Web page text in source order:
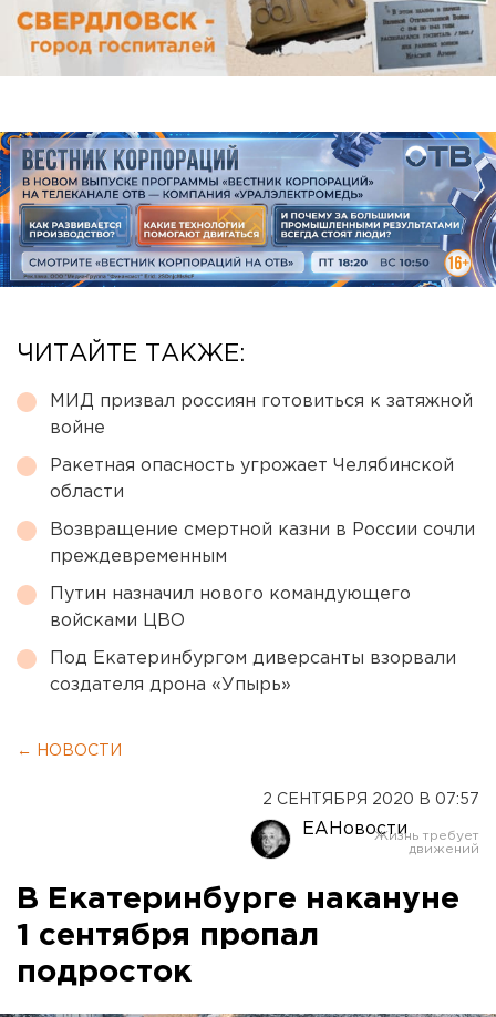
ЧИТАЙТЕ ТАКЖЕ:
МИД призвал россиян готовиться к затяжной
войне
Ракетная опасность угрожает Челябинской
области
Возвращение смертной казни в России сочли
преждевременным
Путин назначил нового командующего
войсками ЦВО
Под Екатеринбургом диверсанты взорвали
создателя дрона «Упырь»
← НОВОСТИ
2 СЕНТЯБРЯ 2020 В 07:57
ЕАНовости
В Екатеринбурге накануне
1 сентября пропал
подросток